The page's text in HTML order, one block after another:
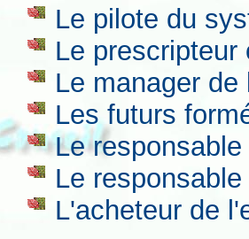
Le pilote du
Le prescripteur
Le manager
Les futurs
Le
Le
L'acheteur de